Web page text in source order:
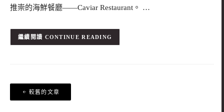
推崇的海鮮餐廳——Caviar Restaurant。 …
CONTINUE READING
文
章
較舊的文章